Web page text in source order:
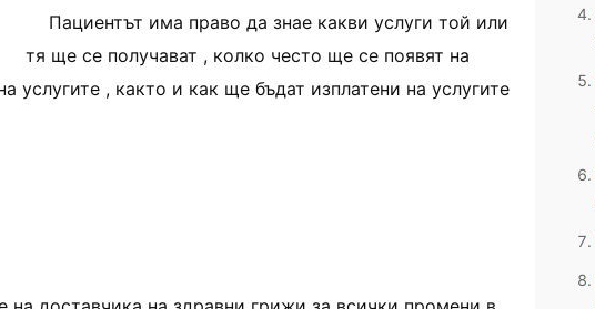
Пациентът има право да знае какви услуги той или
тя ще се получават , колко често ще се появят на
услугите , както и как ще бъдат изплатени на услугите